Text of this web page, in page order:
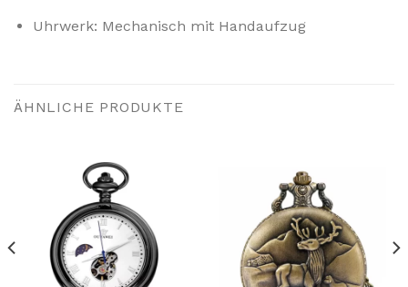
Uhrwerk: Mechanisch mit Handaufzug
ÄHNLICHE PRODUKTE